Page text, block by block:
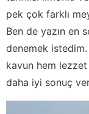
pek çok farklı
Ben de yazın en
denemek
kavun hem
daha iyi sonuç